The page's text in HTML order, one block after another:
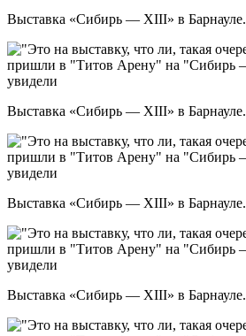
Выставка «Сибирь — XIII» в Барнауле.
Выставка «Сибирь — XIII» в Барнауле.
Выставка «Сибирь — XIII» в Барнауле.
Выставка «Сибирь — XIII» в Барнауле.